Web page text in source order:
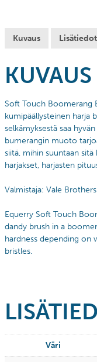
Kuvaus Lisätiedot
KUVAUS
Soft Touch Boomerang
kumipäällysteinen harja
selkämyksestä saa
bumerangin muoto
siitä, mihin suuntaan
harjakset, harjasten
Valmistaja: Vale
Equerry Soft Touch
dandy brush in a
hardness depending on
bristles.
Väri